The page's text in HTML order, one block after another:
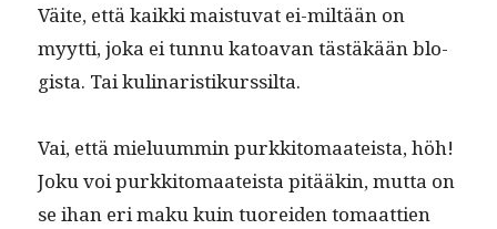
Väite, että kaik­ki mais­tu­vat ei-miltään on
myyt­ti, joka ei tun­nu katoa­van tästäkään blo­
gista. Tai kulinaristikurssilta.
Vai, että mielu­um­min purkkit­o­maateista, höh!
Joku voi purkkit­o­maateista pitääkin, mut­ta on
se ihan eri maku kuin tuor­ei­den tomaat­tien